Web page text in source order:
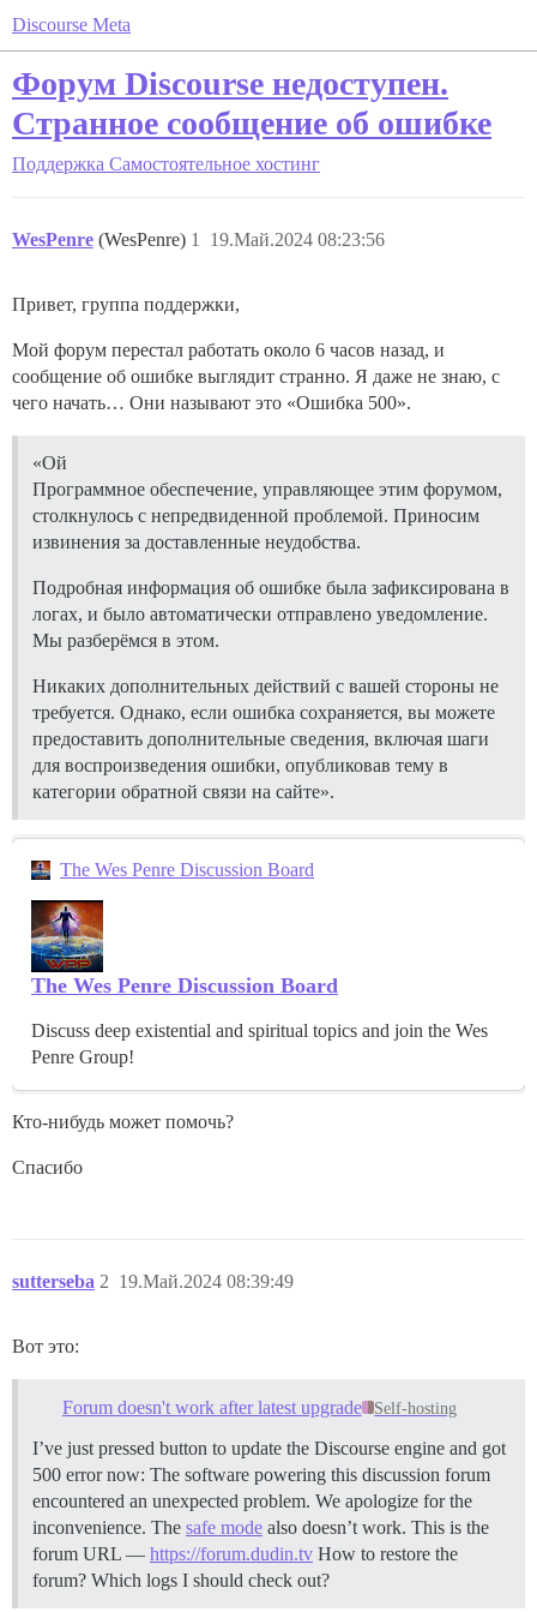
Discourse Meta
Форум Discourse недоступен.
Странное сообщение об ошибке
Поддержка Самостоятельное хостинг
WesPenre (WesPenre) 19.Май.2024 08:23:56
1
Привет, группа поддержки,
Мой форум перестал работать около 6 часов назад, и
сообщение об ошибке выглядит странно. Я даже не знаю, с
чего начать… Они называют это «Ошибка 500».
«Ой
Программное обеспечение, управляющее этим форумом,
столкнулось с непредвиденной проблемой. Приносим
извинения за доставленные неудобства.
Подробная информация об ошибке была зафиксирована в
логах, и было автоматически отправлено уведомление.
Мы разберёмся в этом.
Никаких дополнительных действий с вашей стороны не
требуется. Однако, если ошибка сохраняется, вы можете
предоставить дополнительные сведения, включая шаги
для воспроизведения ошибки, опубликовав тему в
категории обратной связи на сайте».
The Wes Penre Discussion Board
The Wes Penre Discussion Board
Discuss deep existential and spiritual topics and join the Wes
Penre Group!
Кто-нибудь может помочь?
Спасибо
sutterseba 19.Май.2024 08:39:49
2
Вот это:
Forum doesn't work after latest upgrade Self-hosting
I’ve just pressed button to update the Discourse engine and got
500 error now: The software powering this discussion forum
encountered an unexpected problem. We apologize for the
inconvenience. The safe mode also doesn’t work. This is the
forum URL — https://forum.dudin.tv How to restore the
forum? Which logs I should check out?